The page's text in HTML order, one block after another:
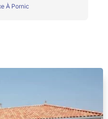
À Pornic